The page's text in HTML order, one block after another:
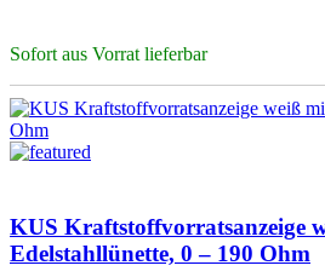
Sofort aus Vorrat lieferbar
KUS Kraftstoffvorratsanzeige
Edelstahllünette, 0 – 190 Ohm